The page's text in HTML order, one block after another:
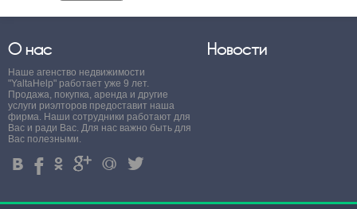
О нас
Наше агенство недвижимости
"YaltaHelp" работает уже 9 лет.
Продажа, покупка, аренда и другие
услуги риэлторов предоставит наша
фирма. Наши сотрудники работают для
Вас и ради Вас. Для нас важно быть для
Вас полезными.
4 % . ' + 3
Новости